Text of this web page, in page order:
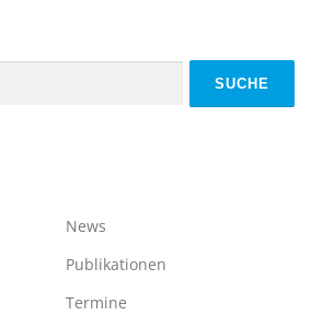
News
Publikationen
Termine